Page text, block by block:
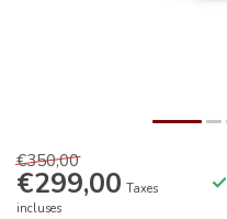
€350,00
€299,00 Taxes
incluses